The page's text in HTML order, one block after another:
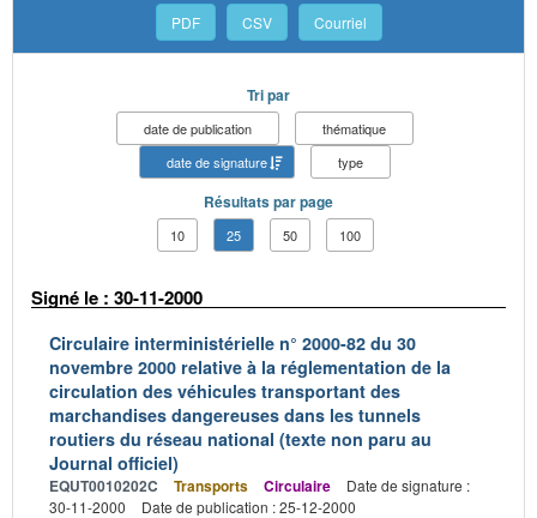
PDF CSV Courriel
Tri par
date de publication
thématique
date de signature
type
Résultats par page
10 25 50 100
Signé le : 30-11-2000
Circulaire interministérielle n° 2000-82 du 30
novembre 2000 relative à la réglementation de la
circulation des véhicules transportant des
marchandises dangereuses dans les tunnels
routiers du réseau national (texte non paru au
Journal officiel)
EQUT0010202C Transports Circulaire
Date de signature :
30-11-2000
Date de publication : 25-12-2000